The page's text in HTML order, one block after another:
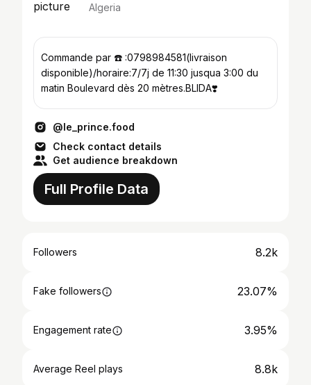
Algeria
Commande par ☎️ :0798984581(livraison
disponible)/horaire:7/7j de 11:30 jusqua 3:00 du
matin Boulevard dès 20 mètres.BLIDA❣️
@le_prince.food
Check contact details
Get audience breakdown
Full Profile Data
Followers 8.2k
Fake followers 23.07%
Engagement rate 3.95%
Average Reel plays 8.8k